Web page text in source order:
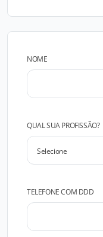
NOME
QUAL SUA PROFISSÃO?
TELEFONE COM DDD